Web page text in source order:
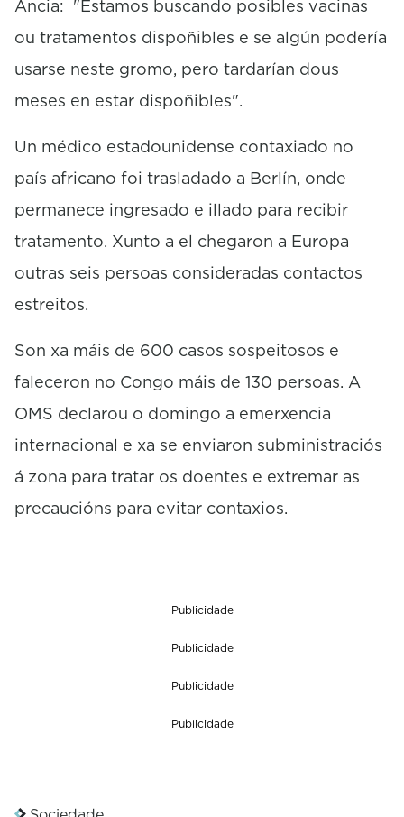
Ancia: "Estamos buscando posibles vacinas
ou tratamentos dispoñibles e se algún podería
usarse neste gromo, pero tardarían dous
meses en estar dispoñibles".
Un médico estadounidense contaxiado no
país africano foi trasladado a Berlín, onde
permanece ingresado e illado para recibir
tratamento. Xunto a el chegaron a Europa
outras seis persoas consideradas contactos
estreitos.
Son xa máis de 600 casos sospeitosos e
faleceron no Congo máis de 130 persoas. A
OMS declarou o domingo a emerxencia
internacional e xa se enviaron subministraciós
á zona para tratar os doentes e extremar as
precaucións para evitar contaxios.
Publicidade
Publicidade
Publicidade
Publicidade